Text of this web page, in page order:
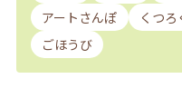
アートさんぽ
くつろ
ごほうび